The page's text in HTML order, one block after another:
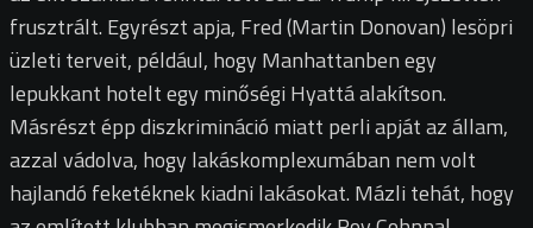
frusztrált. Egyrészt apja, Fred (Martin Donovan) lesöpri
üzleti terveit, például, hogy Manhattanben egy
lepukkant hotelt egy minőségi Hyattá alakítson.
Másrészt épp diszkrimináció miatt perli apját az állam,
azzal vádolva, hogy lakáskomplexumában nem volt
hajlandó feketéknek kiadni lakásokat. Mázli tehát, hogy